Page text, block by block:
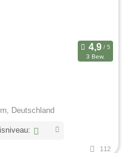
3 Bew.
Deutschland
112